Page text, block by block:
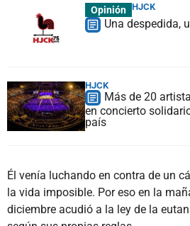
Opinión HJCK
Una despedida,
HJCK
Más de 20
en concierto
país
Él venía luchando en contra de un
la vida imposible. Por eso en la
diciembre acudió a la ley de la